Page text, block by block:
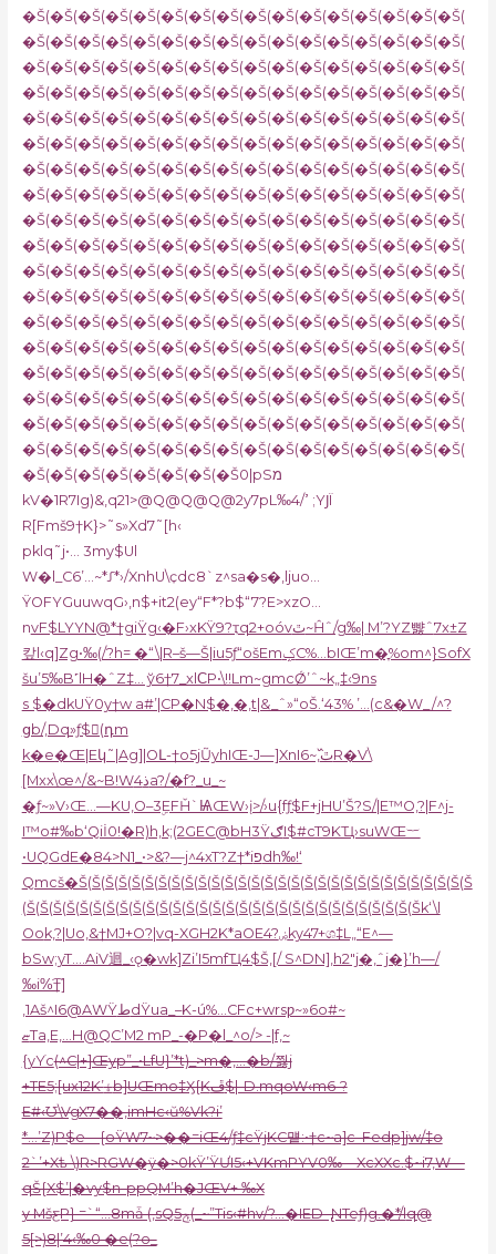
�Š(�Š(�Š(�Š(�Š(�Š(�Š(�Š(�Š(�Š(�Š(�Š(�Š(�Š(�Š(�Š(
�Š(�Š(�Š(�Š(�Š(�Š(�Š(�Š(�Š(�Š(�Š(�Š(�Š(�Š(�Š(�Š(
�Š(�Š(�Š(�Š(�Š(�Š(�Š(�Š(�Š(�Š(�Š(�Š(�Š(�Š(�Š(�Š(
�Š(�Š(�Š(�Š(�Š(�Š(�Š(�Š(�Š(�Š(�Š(�Š(�Š(�Š(�Š(�Š(
�Š(�Š(�Š(�Š(�Š(�Š(�Š(�Š(�Š(�Š(�Š(�Š(�Š(�Š(�Š(�Š(
�Š(�Š(�Š(�Š(�Š(�Š(�Š(�Š(�Š(�Š(�Š(�Š(�Š(�Š(�Š(�Š(
�Š(�Š(�Š(�Š(�Š(�Š(�Š(�Š(�Š(�Š(�Š(�Š(�Š(�Š(�Š(�Š(
�Š(�Š(�Š(�Š(�Š(�Š(�Š(�Š(�Š(�Š(�Š(�Š(�Š(�Š(�Š(�Š(
�Š(�Š(�Š(�Š(�Š(�Š(�Š(�Š(�Š(�Š(�Š(�Š(�Š(�Š(�Š(�Š(
�Š(�Š(�Š(�Š(�Š(�Š(�Š(�Š(�Š(�Š(�Š(�Š(�Š(�Š(�Š(�Š(
�Š(�Š(�Š(�Š(�Š(�Š(�Š(�Š(�Š(�Š(�Š(�Š(�Š(�Š(�Š(�Š(
�Š(�Š(�Š(�Š(�Š(�Š(�Š(�Š(�Š(�Š(�Š(�Š(�Š(�Š(�Š(�Š(
�Š(�Š(�Š(�Š(�Š(�Š(�Š(�Š(�Š(�Š(�Š(�Š(�Š(�Š(�Š(�Š(
�Š(�Š(�Š(�Š(�Š(�Š(�Š(�Š(�Š(�Š(�Š(�Š(�Š(�Š(�Š(�Š(
�Š(�Š(�Š(�Š(�Š(�Š(�Š(�Š(�Š(�Š(�Š(�Š(�Š(�Š(�Š(�Š(
�Š(�Š(�Š(�Š(�Š(�Š(�Š(�Š(�Š(�Š(�Š(�Š(�Š(�Š(�Š(�Š(
�Š(�Š(�Š(�Š(�Š(�Š(�Š(�Š(�Š(�Š(�Š(�Š(�Š(�Š(�Š(�Š(
�Š(�Š(�Š(�Š(�Š(�Š(�Š(�Š(�Š(�Š(�Š(�Š(�Š(�Š(�Š(�Š(
�Š(�Š(�Š(�Š(�Š(�Š(�Š(�Š0|pSמ
kV�1R7Ig)&,q21>@Q@Q@Q@2y7pLߴ/‰4 ;YͿÏ
R[Fmš9†K}>˜s»Xd7˜[h‹
pklq˜j•… 3my$Ul
W�l_C6’…~*Ʃ*›/XnhU\ҫdc8`z^sa�s�‚ljuo…
ŸOFYGuuwqG›,n$+it2(ey“F*?b$“7?E>xzO…
n
vF$LYYN@*†giŸg‹�F›xKŸ9?ҭq2+oóvٿ~Ĥˆ/g‰| M’?YZ뺧ˆ7x±Z
캎l‹q]Zg•‰(/?h= �“\|R–š—Š|iu5ƒ“ošEmݤC%…bIŒ’m�̞%om^}SofX
šu’5‰B˹lH�ˆZ‡… ў6†7_xlϹP•\!!Lm~gmcǾ’ˆ~k„‡‹9ns
s $�dkUŸ0y†w a#’|CP�N$�,�‚t|&_ˆ»“oŠ.‘43% ’…(c&�W_/^?
ցb/‚Dq»ƒ$򐭶(դm
k�e�Œ|Eկ˜|Ag]|OԼ-†o5jŨyhIŒ-J—]XnI6~߰,ٿR�V\
[Mxx\œ^/&~B!Wذ4a?/�f?_u_~
�ƒ~»V›Œ…—KU‚O–3ۣEFȞ`ѨŒW›į>/›u{fƒ$F+jHU’Š?S/|E™O‚?|F^j-
I™o#‰b‘Qiİ0!�R)h,k;(2GEC@bH3ŸګI$#cT9KҴ›suWŒ︸
•UQGdE�84>N1_•>&?—j^4xT?Z†*iפdh‰!‘
Qmcš�Š(Š(Š(Š(Š(Š(Š(Š(Š(Š(Š(Š(Š(Š(Š(Š(Š(Š(Š(Š(Š(Š(Š(Š(Š(Š(Š(Š(Š(Š
(Š(Š(Š(Š(Š(Š(Š(Š(Š(Š(Š(Š(Š(Š(Š(Š(Š(Š(Š(Š(Š(Š(Š(Š(Š(Š(Š(Š(Š(Šk‘\l
Oo k,?|Uo,&†MJ+O?|vq-XGH2K*aOE4?ۻky47+ශ‡L„“E^—
bSw;yT….AiV迴_‹ǫ�wk]Zi’I5mfҴ4$Š,[/ S^DN]‚h2″j�‚ˆj�}’h—/
‰i%͡†]
‚1Aš^I6@AWŸطdŸua_–K-ú%…CFc+wrsƿ~»6o#~
ޏTa,E,…H@QC’M2 mP_-�P�l_^o/> -|f,~
{yYֺc(^C|+]Œyp”_•LfU}’*t)_>m�‚…�b/쯿j
+TE5;[ux12K’ۀb]UŒmo‡Ӽ{Kڦ$|-D.mqoW‹m6-?
E#‹Ʊ\VgX7��‚imHc‹ŭ%Vk?i’
*…’Z)P$e—{oŸW7~>��=iŒ4/ƒ‡cŸjKC먵:•†c~a]c–Fedp]jw/‡o
2`’+Xѣ \)R>RGW�ÿ�>0kŸ’ŸƯI5‹+VKmPYV0‰—XcXXc.$~i7,W—
qŠ{X$’|�vy$n-ppQM’h�JŒV+ ‰X
y MšƹP} =`“…8mǡ (,sQ5ݼ(_~”Tis‹#hv/?…�IED–̢NTeƒ)g.�*/lq@
5[>)8|’4‹‰0 �e(?o_